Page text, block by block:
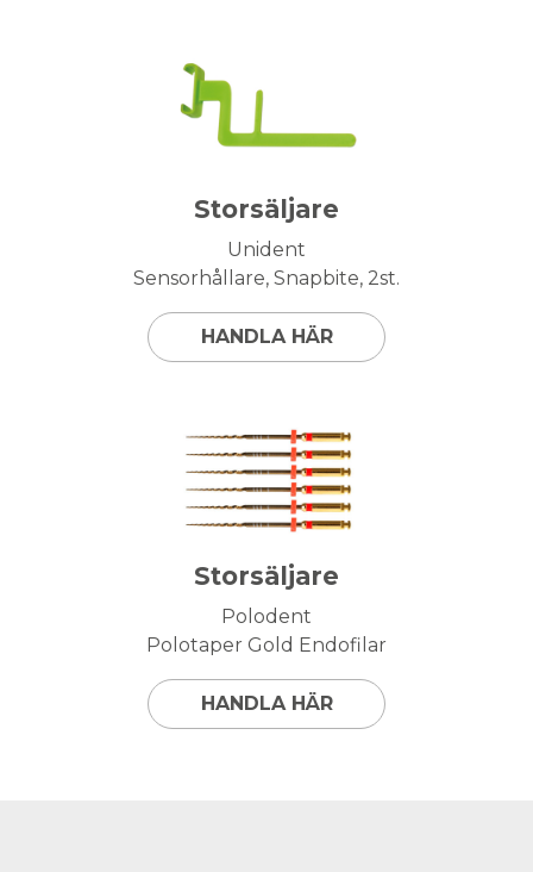
Storsäljare
Unident
Sensorhållare, Snapbite, 2st.
HANDLA HÄR
Storsäljare
Polodent
Polotaper Gold Endofilar
HANDLA HÄR